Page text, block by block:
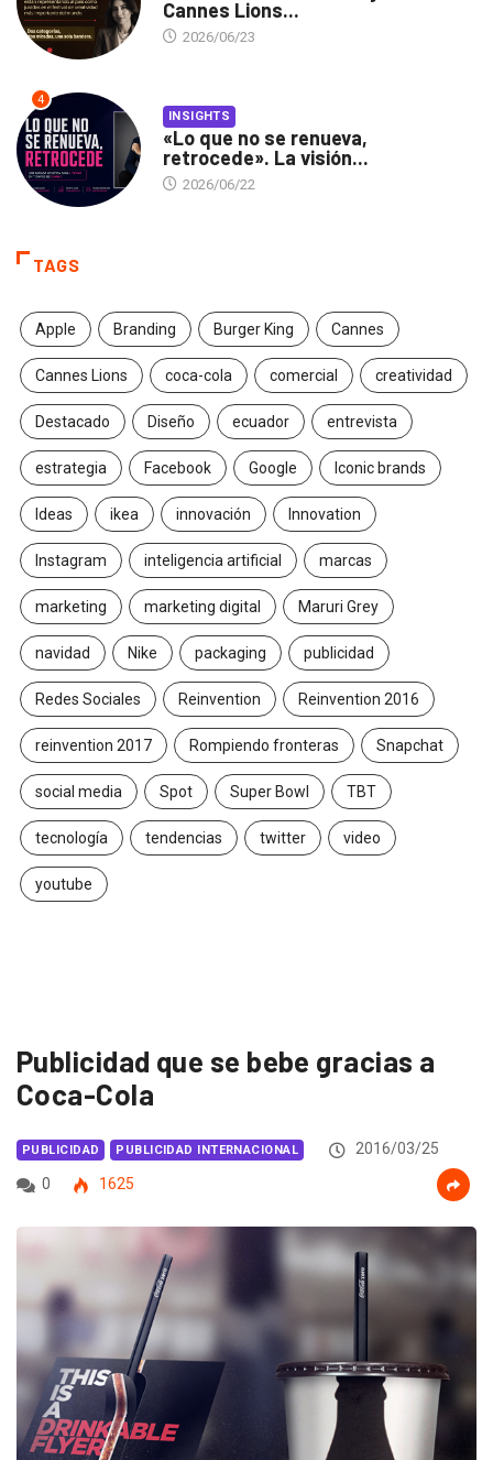
Cannes Lions...
2026/06/23
4
INSIGHTS
«Lo que no se renueva,
retrocede». La visión...
2026/06/22
TAGS
Apple Branding Burger King Cannes
Cannes Lions coca-cola comercial creatividad
Destacado Diseño ecuador entrevista
estrategia Facebook Google Iconic brands
Ideas ikea innovación Innovation
Instagram inteligencia artificial marcas
marketing marketing digital Maruri Grey
navidad Nike packaging publicidad
Redes Sociales Reinvention Reinvention 2016
reinvention 2017 Rompiendo fronteras Snapchat
social media Spot Super Bowl TBT
tecnología tendencias twitter video
youtube
Publicidad que se bebe gracias a
Coca-Cola
PUBLICIDAD PUBLICIDAD INTERNACIONAL
2016/03/25
0
1625